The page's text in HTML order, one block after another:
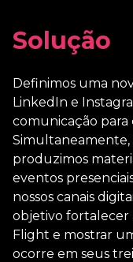
Solução
Definimos uma
LinkedIn e
comunicação para
Simultaneamente,
produzimos
eventos
nossos canais
objetivo fortalecer
Flight e mostrar
ocorre em seus